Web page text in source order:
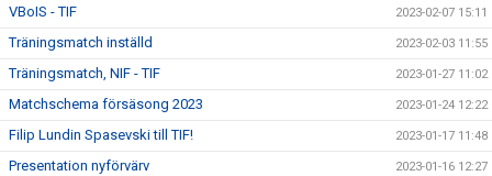
VBoIS - TIF 2023-02-07 15:11
Träningsmatch inställd 2023-02-03 11:55
Träningsmatch, NIF - TIF 2023-01-27 11:02
Matchschema försäsong 2023 2023-01-24 12:22
Filip Lundin Spasevski till TIF! 2023-01-17 11:48
Presentation nyförvärv 2023-01-16 12:27